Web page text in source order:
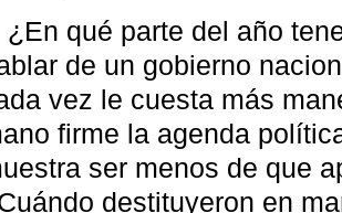
¿En qué parte del año
de un gobierno
vez le cuesta más
firme la agenda
ser menos de que
destituyeron en